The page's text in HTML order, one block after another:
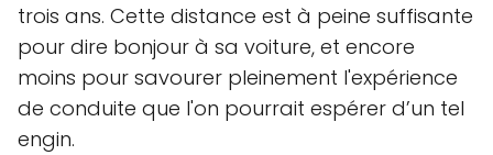
trois ans. Cette distance est à peine suffisante
pour dire bonjour à sa voiture, et encore
moins pour savourer pleinement l'expérience
de conduite que l'on pourrait espérer d’un tel
engin.